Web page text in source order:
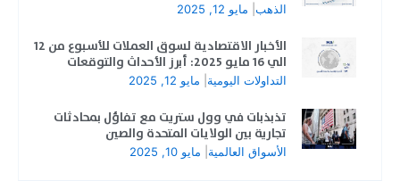
الذهب مايو 12, 2025
الأخبار الاقتصادية لسوق العملات للأسبوع من 12
الي 16 مايو 2025: أبرز الأحداث والتوقعات
التداولات اليومية مايو 12, 2025
تذبذبات في وول ستريت مع تفاؤل بمحادثات
تجارية بين الولايات المتحدة والصين
الأسواق العالمية مايو 10, 2025